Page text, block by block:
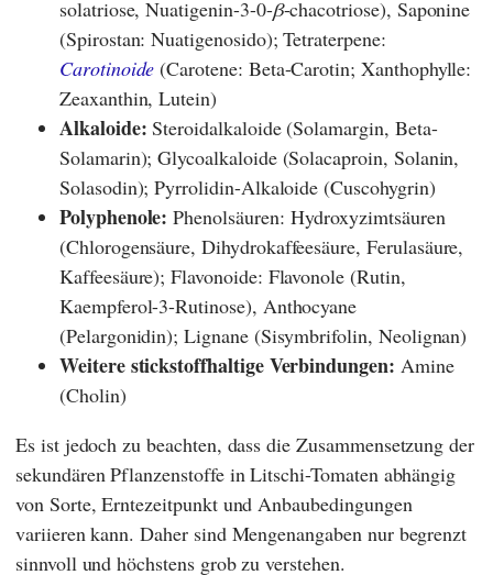
solatriose, Nuatigenin-3-0-β-chacotriose), Saponine
(Spirostan: Nuatigenosido); Tetraterpene:
Carotinoide (Carotene: Beta-Carotin; Xanthophylle:
Zeaxanthin, Lutein)
Alkaloide:Steroidalkaloide (Solamargin, Beta-
Solamarin); Glycoalkaloide (Solacaproin, Solanin,
Solasodin); Pyrrolidin-Alkaloide (Cuscohygrin)
Polyphenole:Phenolsäuren: Hydroxyzimtsäuren
(Chlorogensäure, Dihydrokaffeesäure, Ferulasäure,
Kaffeesäure); Flavonoide: Flavonole (Rutin,
Kaempferol-3-Rutinose), Anthocyane
(Pelargonidin); Lignane (Sisymbrifolin, Neolignan)
Weitere stickstoffhaltige Verbindungen: Amine
(Cholin)
Es ist jedoch zu beachten, dass die Zusammensetzung der
sekundären Pflanzenstoffe in Litschi-Tomaten abhängig
von Sorte, Erntezeitpunkt und Anbaubedingungen
variieren kann. Daher sind Mengenangaben nur begrenzt
sinnvoll und höchstens grob zu verstehen.